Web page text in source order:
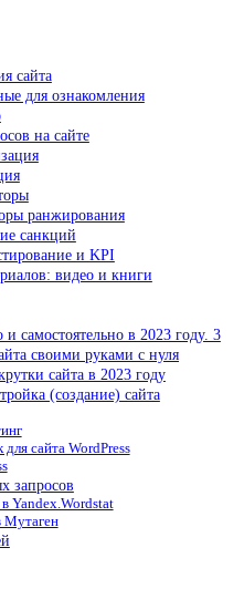
сайта
для ознакомления
на сайте
ранжирования
санкций
и KPI
видео и книги
и самостоятельно в 2023 году. 3
своими руками с нуля
сайта в 2023 году
(создание) сайта
сайта WordPress
запросов
Yandex.Wordstat
Мутаген